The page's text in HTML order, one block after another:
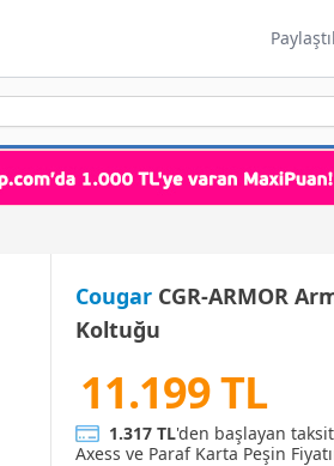
CougarCGR-ARMOR
Koltuğu
11.199 TL
1.317 TL'den başlayan taksit
Axess ve Paraf Karta Peşin